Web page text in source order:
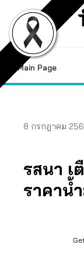
content
Main Page
8 กรกฎาคม
รสนา เ
ราคาน้